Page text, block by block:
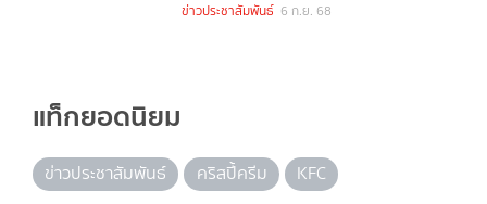
ข่าวประชาสัมพันธ์ 6 ก.ย. 68
แท็กยอดนิยม
ข่าวประชาสัมพันธ์ คริสปี้ครีม
KFC